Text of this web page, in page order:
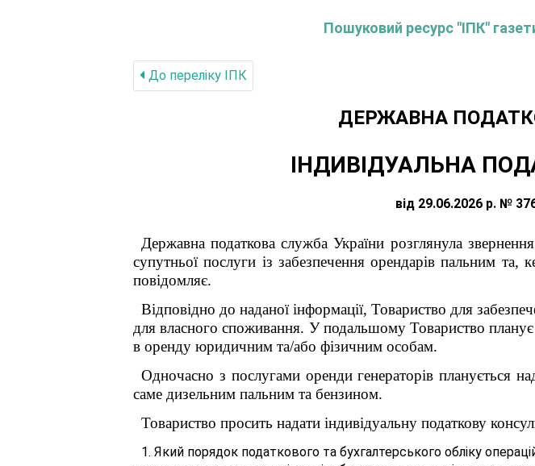
Пошуковий ресурс "ІПК"
До переліку IПК
ДЕРЖАВНА
ІНДИВІДУАЛЬНА
від 29.06.2026 р. №
Державна податкова служба України розглянула
супутньої послуги із забезпечення орендарів пальним
повідомляє.
Відповідно до наданої інформації, Товариство для
для власного споживання. У подальшому Товариство
в оренду юридичним та/або фізичним особам.
Одночасно з послугами оренди генераторів планується
саме дизельним пальним та бензином.
Товариство просить надати індивідуальну податкову
1. Який порядок податкового та бухгалтерського обліку